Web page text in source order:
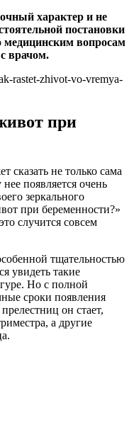
характер и не
постановки
медицинским вопросам
врачом.
rastet-zhivot-vo-vremya-
при
сказать не только сама
появляется очень
зеркального
при беременности?»
случится совсем
тщательностью
увидеть такие
Но с полной
сроки появления
он стает,
а другие